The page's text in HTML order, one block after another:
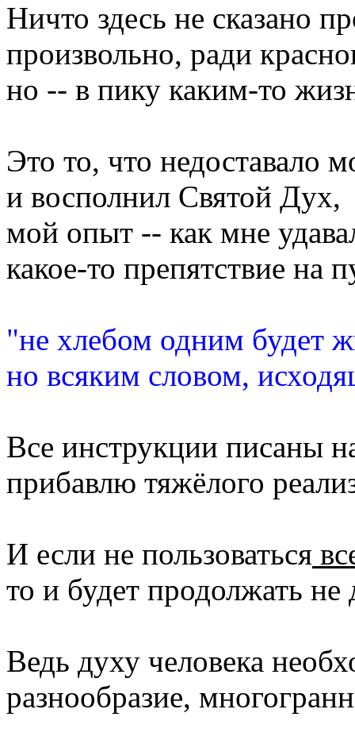
Ничто здесь не сказано
произвольно, ради
но -- в пику каким-то
Это то, что недоставало
и восполнил Святой Дух,
мой опыт -- как мне
какое-то препятствие на
"не хлебом одним будет
но всяким словом,
Все инструкции писаны
прибавлю тяжёлого
И если не пользоваться
то и будет продолжать не
Ведь духу человека
разнообразие,